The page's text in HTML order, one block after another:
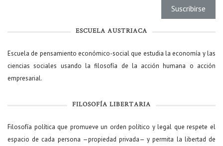
ESCUELA AUSTRIACA
Escuela de pensamiento económico-social que estudia la economía y las
ciencias sociales usando la filosofía de la acción humana o acción
empresarial.
FILOSOFÍA LIBERTARIA
Filosofía política que promueve un orden político y legal que respete el
espacio de cada persona —propiedad privada— y permita la libertad de